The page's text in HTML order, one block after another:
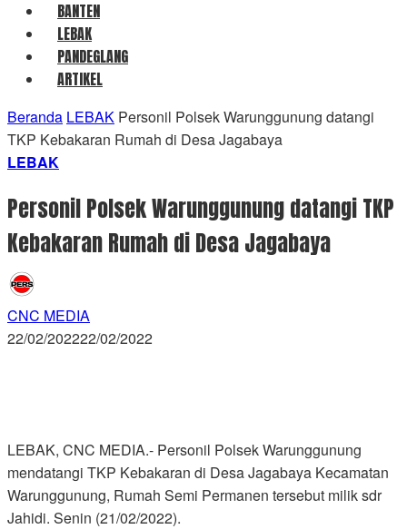
BANTEN
LEBAK
PANDEGLANG
ARTIKEL
Beranda LEBAK Personil Polsek Warunggunung datangi
TKP Kebakaran Rumah di Desa Jagabaya
LEBAK
Personil Polsek Warunggunung datangi TKP
Kebakaran Rumah di Desa Jagabaya
CNC MEDIA
22/02/202222/02/2022
LEBAK, CNC MEDIA.- Personil Polsek Warunggunung
mendatangi TKP Kebakaran di Desa Jagabaya Kecamatan
Warunggunung, Rumah Semi Permanen tersebut milik sdr
Jahidi. Senin (21/02/2022).